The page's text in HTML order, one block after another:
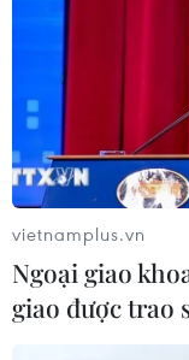
vietnamplus.vn
Ngoại giao
giao được trao